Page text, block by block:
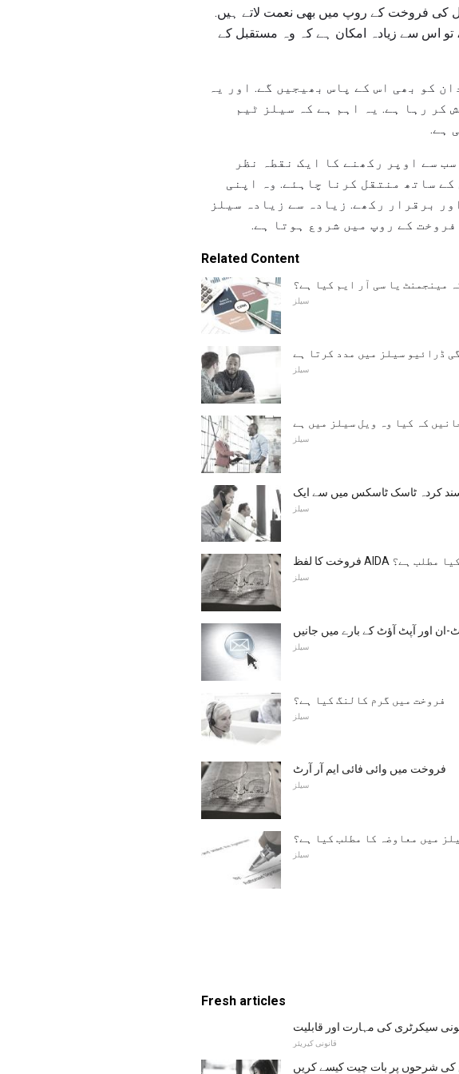
کی فروخت کے روپ میں بھی نعمت لاتے ہیں.
تو اس سے زیادہ امکان ہے کہ وہ مستقبل کے
کو بھی اس کے پاس بھیجیں گے. اور یہ
کر رہا ہے. یہ اہم ہے کہ سیلز ٹیم
ہے.
سے اوپر رکھنے کا ایک نقطہ نظر
ساتھ منتقل کرنا چاہئے. وہ اپنی
برقرار رکھے. زیادہ سے زیادہ سیلز
کے روپ میں شروع ہوتا ہے.
Related Content
مینجمنٹ یا سی آر ایم کیا ہے؟
سیلز
ڈرائیو سیلز میں مدد کرتا ہے
سیلز
کہ کیا وہ ویل سیلز میں ہے
سیلز
کردہ ٹاسک ٹاسکس میں سے ایک
سیلز
فروخت کا لفظ AIDA کیا مطلب ہے؟
سیلز
ان اور آپٹ آؤٹ کے بارے میں جانیں
سیلز
فروخت میں گرم کالنگ کیا ہے؟
سیلز
فروخت میں وائی فائی ایم آر آرٹ
سیلز
میں معاوضہ کا مطلب کیا ہے؟
سیلز
Fresh articles
سیکرٹری کی مہارت اور قابلیت
قانونی کیریئر
کی شرحوں پر بات چیت کیسے کریں